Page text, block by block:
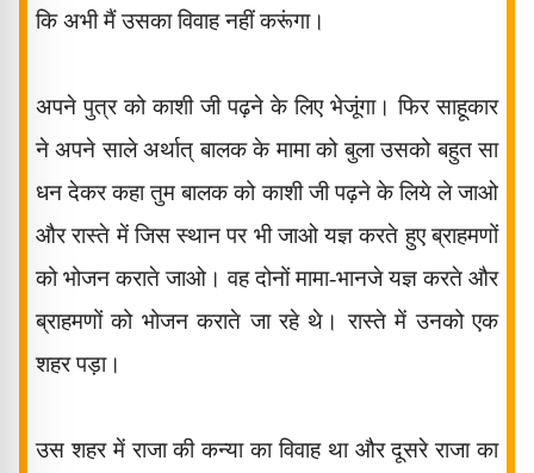
कि अभी मैं उसका विवाह नहीं करूंगा।
अपने पुत्र को काशी जी पढ़ने के लिए भेजूंगा। फिर साहूकार
ने अपने साले अर्थात् बालक के मामा को बुला उसको बहुत सा
धन देकर कहा तुम बालक को काशी जी पढ़ने के लिये ले जाओ
और रास्ते में जिस स्थान पर भी जाओ यज्ञ करते हुए ब्राहमणों
को भोजन कराते जाओ। वह दोनों मामा-भानजे यज्ञ करते और
ब्राहमणों को भोजन कराते जा रहे थे। रास्ते में उनको एक
शहर पड़ा।
उस शहर में राजा की कन्या का विवाह था और दूसरे राजा का